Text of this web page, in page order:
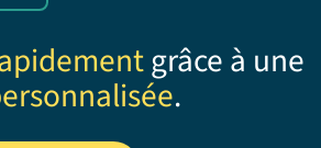
grâce à une
.